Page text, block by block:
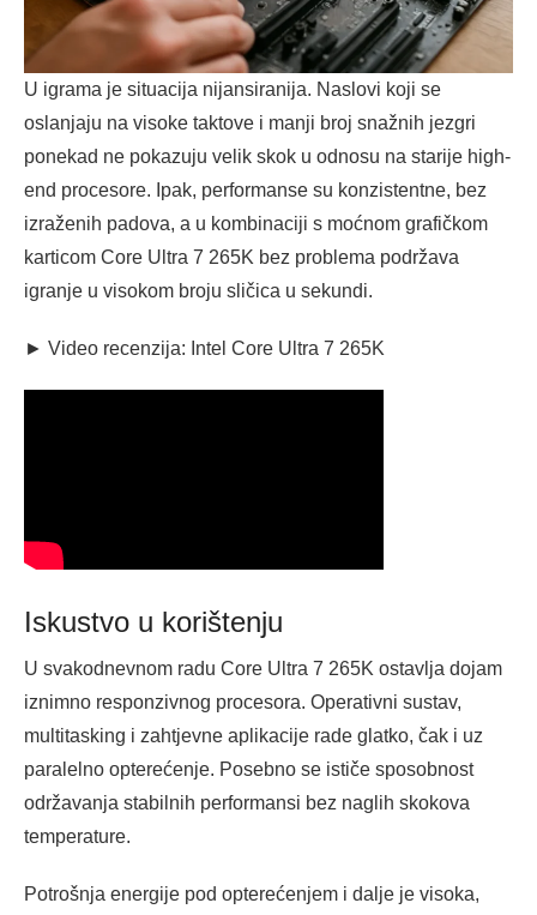
U igrama je situacija nijansiranija. Naslovi koji se
oslanjaju na visoke taktove i manji broj snažnih jezgri
ponekad ne pokazuju velik skok u odnosu na starije high-
end procesore. Ipak, performanse su konzistentne, bez
izraženih padova, a u kombinaciji s moćnom grafičkom
karticom Core Ultra 7 265K bez problema podržava
igranje u visokom broju sličica u sekundi.
► Video recenzija: Intel Core Ultra 7 265K
Iskustvo u korištenju
U svakodnevnom radu Core Ultra 7 265K ostavlja dojam
iznimno responzivnog procesora. Operativni sustav,
multitasking i zahtjevne aplikacije rade glatko, čak i uz
paralelno opterećenje. Posebno se ističe sposobnost
održavanja stabilnih performansi bez naglih skokova
temperature.
Potrošnja energije pod opterećenjem i dalje je visoka,